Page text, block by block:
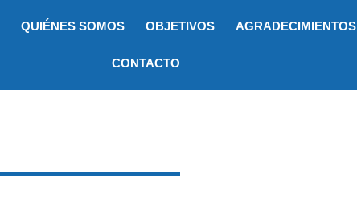
QUIÉNES SOMOS OBJETIVOS AGRADECIMIENTOS
CONTACTO